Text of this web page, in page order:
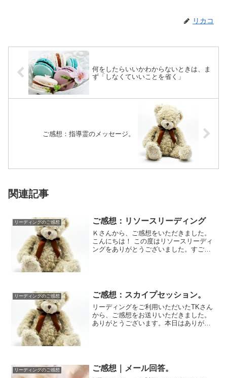
リカコ
何をしたらいいかわからないときは、ま
ず「しなくていいことを省く」
ご感想：指導霊のメッセージ。
関連記事
リーディングのご感想 ご感想：リソースリーディング
Ｋさんから、ご感想をいただきました。
こんにちは！ この度はリソースリーディ
ングをありがとうございました。すごい
リーディングのご感想 ご感想：スカイプセッション。
リーディングをご利用いただいたTKさん
から、ご感想をお送りいただきました。
ありがとうございます。本日はありがと
リーディングのご感想 ご感想｜メール回答。